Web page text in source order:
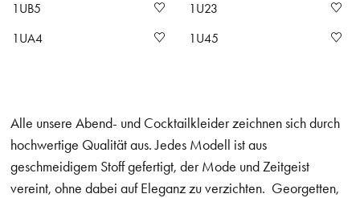
1UB5
1U23
1UA4
1U45
Alle unsere Abend- und Cocktailkleider zeichnen sich durch
hochwertige Qualität aus. Jedes Modell ist aus
geschmeidigem Stoff gefertigt, der Mode und Zeitgeist
vereint, ohne dabei auf Eleganz zu verzichten. Georgetten,